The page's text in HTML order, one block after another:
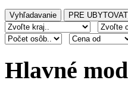
Hlavné